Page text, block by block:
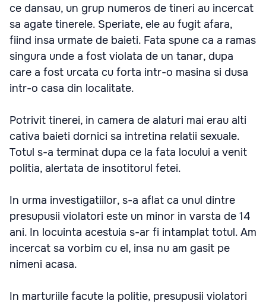
ce dansau, un grup numeros de tineri au incercat
sa agate tinerele. Speriate, ele au fugit afara,
fiind insa urmate de baieti. Fata spune ca a ramas
singura unde a fost violata de un tanar, dupa
care a fost urcata cu forta intr-o masina si dusa
intr-o casa din localitate.
Potrivit tinerei, in camera de alaturi mai erau alti
cativa baieti dornici sa intretina relatii sexuale.
Totul s-a terminat dupa ce la fata locului a venit
politia, alertata de insotitorul fetei.
In urma investigatiilor, s-a aflat ca unul dintre
presupusii violatori este un minor in varsta de 14
ani. In locuinta acestuia s-ar fi intamplat totul. Am
incercat sa vorbim cu el, insa nu am gasit pe
nimeni acasa.
In marturiile facute la politie, presupusii violatori